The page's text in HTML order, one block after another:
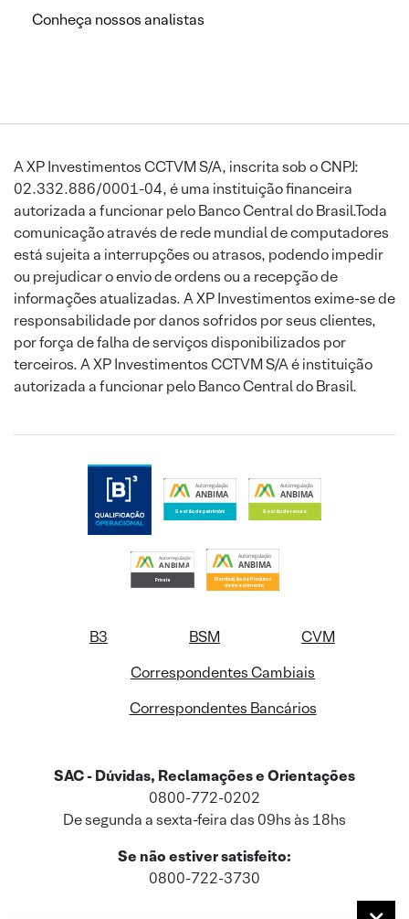
Conheça nossos analistas
A XP Investimentos CCTVM S/A, inscrita sob o CNPJ:
02.332.886/0001-04, é uma instituição financeira
autorizada a funcionar pelo Banco Central do Brasil.Toda
comunicação através de rede mundial de computadores
está sujeita a interrupções ou atrasos, podendo impedir
ou prejudicar o envio de ordens ou a recepção de
informações atualizadas. A XP Investimentos exime-se de
responsabilidade por danos sofridos por seus clientes,
por força de falha de serviços disponibilizados por
terceiros. A XP Investimentos CCTVM S/A é instituição
autorizada a funcionar pelo Banco Central do Brasil.
B3 BSM
CVM
Correspondentes Cambiais
Correspondentes Bancários
SAC - Dúvidas, Reclamações e Orientações
0800-772-0202
De segunda a sexta-feira das 09hs às 18hs
Se não estiver satisfeito:
0800-722-3730